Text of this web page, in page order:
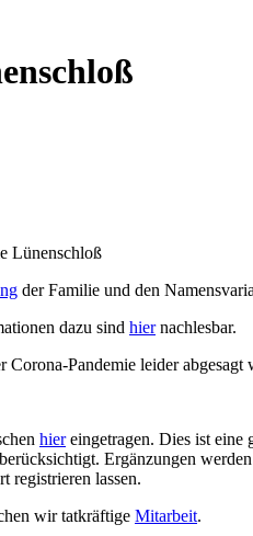
Lünenschloß
der Familie und den
dazu sind hiernachlesbar.
Corona-Pandemie leider abgesagt
hiereingetragen. Dies ist eine
Ergänzungen
registrieren lassen.
wir tatkräftige Mitarbeit.